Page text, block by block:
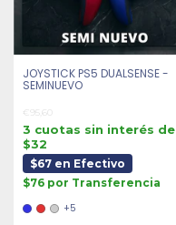
JOYSTICK PS5 DUALSENSE -
SEMINUEVO
€95,60
3 cuotas sin interés de
$32
$67 en Efectivo
$76 por Transferencia
+5